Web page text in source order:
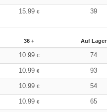
15.99 € 39
36 + Auf Lager
10.99 € 74
10.99 € 93
10.99 € 54
10.99 € 65